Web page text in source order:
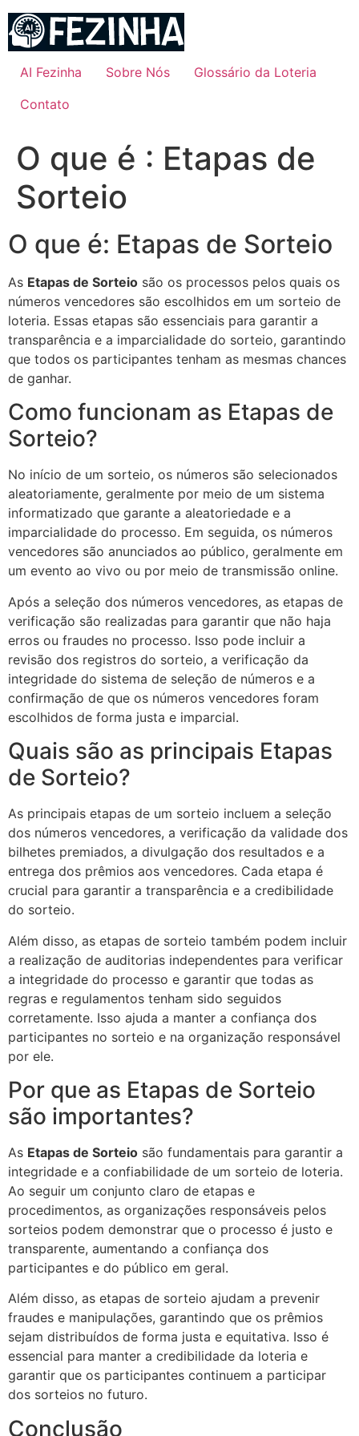
para
conteúdo
AI Fezinha Sobre Nós
Glossário da Loteria
Contato
O que é : Etapas de
Sorteio
O que é: Etapas de Sorteio
As Etapas de Sorteio são os processos pelos quais os
números vencedores são escolhidos em um sorteio de
loteria. Essas etapas são essenciais para garantir a
transparência e a imparcialidade do sorteio, garantindo
que todos os participantes tenham as mesmas chances
de ganhar.
Como funcionam as Etapas de
Sorteio?
No início de um sorteio, os números são selecionados
aleatoriamente, geralmente por meio de um sistema
informatizado que garante a aleatoriedade e a
imparcialidade do processo. Em seguida, os números
vencedores são anunciados ao público, geralmente em
um evento ao vivo ou por meio de transmissão online.
Após a seleção dos números vencedores, as etapas de
verificação são realizadas para garantir que não haja
erros ou fraudes no processo. Isso pode incluir a
revisão dos registros do sorteio, a verificação da
integridade do sistema de seleção de números e a
confirmação de que os números vencedores foram
escolhidos de forma justa e imparcial.
Quais são as principais Etapas
de Sorteio?
As principais etapas de um sorteio incluem a seleção
dos números vencedores, a verificação da validade dos
bilhetes premiados, a divulgação dos resultados e a
entrega dos prêmios aos vencedores. Cada etapa é
crucial para garantir a transparência e a credibilidade
do sorteio.
Além disso, as etapas de sorteio também podem incluir
a realização de auditorias independentes para verificar
a integridade do processo e garantir que todas as
regras e regulamentos tenham sido seguidos
corretamente. Isso ajuda a manter a confiança dos
participantes no sorteio e na organização responsável
por ele.
Por que as Etapas de Sorteio
são importantes?
As Etapas de Sorteio são fundamentais para garantir a
integridade e a confiabilidade de um sorteio de loteria.
Ao seguir um conjunto claro de etapas e
procedimentos, as organizações responsáveis pelos
sorteios podem demonstrar que o processo é justo e
transparente, aumentando a confiança dos
participantes e do público em geral.
Além disso, as etapas de sorteio ajudam a prevenir
fraudes e manipulações, garantindo que os prêmios
sejam distribuídos de forma justa e equitativa. Isso é
essencial para manter a credibilidade da loteria e
garantir que os participantes continuem a participar
dos sorteios no futuro.
Conclusão